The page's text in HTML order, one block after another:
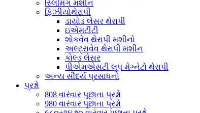
સ્લિમિંગ મશીન
ફિઝીયોથેરાપી
ડાયોડ લેસર થેરાપી
ઇએમટીટી
શોકવેવ થેરાપી મશીનો
અલ્ટ્રાવેવ થેરાપી મશીન
કોલ્ડ લેસર
પીએમએસટી લૂપ મેગ્નેટો થેરાપી
અન્ય સૌંદર્ય પ્રસાધનો
પ્રશ્નો
808 વારંવાર પૂછાતા પ્રશ્નો
980 વારંવાર પૂછાતા પ્રશ્નો